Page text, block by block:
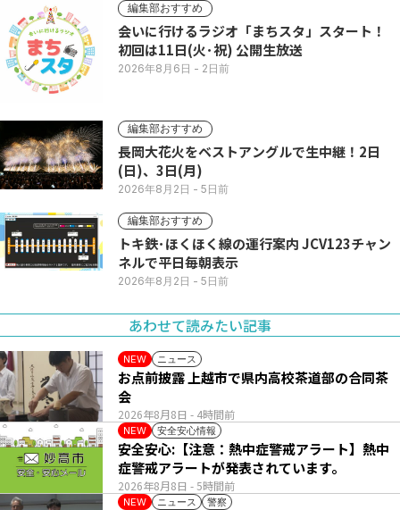
編集部おすすめ
会いに行けるラジオ「まちスタ」スタート！
初回は11日(火･祝) 公開生放送
2026年8月6日 - 2日前
編集部おすすめ
長岡大花火をベストアングルで生中継！2日
(日)、3日(月)
2026年8月2日 - 5日前
編集部おすすめ
トキ鉄･ほくほく線の運行案内 JCV123チャン
ネルで平日毎朝表示
2026年8月2日 - 5日前
あわせて読みたい記事
NEW ニュース
2026年8月8日 - 4時間前
お点前披露 上越市で県内高校茶道部の合同茶
会
NEW 安全安心情報
2026年8月8日 - 5時間前
安全安心:【注意：熱中症警戒アラート】熱中
症警戒アラートが発表されています。
NEW ニュース 警察